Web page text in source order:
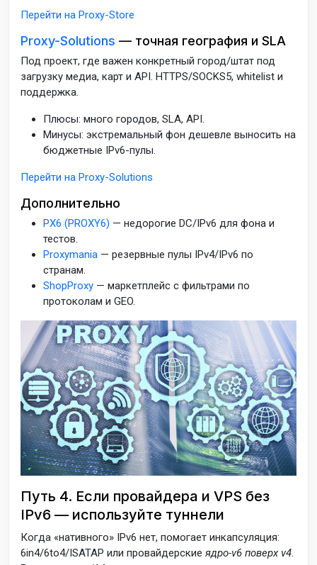
Перейти на Proxy-Store
Proxy-Solutions — точная география и SLA
Под проект, где важен конкретный город/штат под
загрузку медиа, карт и API. HTTPS/SOCKS5, whitelist и
поддержка.
Плюсы: много городов, SLA, API.
Минусы: экстремальный фон дешевле выносить на
бюджетные IPv6-пулы.
Перейти на Proxy-Solutions
Дополнительно
PX6 (PROXY6) — недорогие DC/IPv6 для фона и
тестов.
Proxymania — резервные пулы IPv4/IPv6 по
странам.
ShopProxy — маркетплейс с фильтрами по
протоколам и GEO.
Путь 4. Если провайдера и VPS без
IPv6 — используйте туннели
Когда «нативного» IPv6 нет, помогает инкапсуляция:
6in4/6to4/ISATAP или провайдерскиеядро-v6 поверх v4.